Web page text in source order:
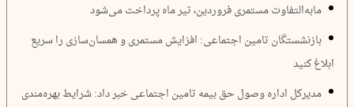
مابه‌التفاوت مستمری فروردین، تیر ماه پرداخت می‌شود
بازنشستگان تامین اجتماعی: افزایش مستمری و همسان‌سازی را سریع
ابلاغ کنید
مدیرکل اداره وصول حق بیمه تامین اجتماعی خبر داد: شرایط بهره‌مندی